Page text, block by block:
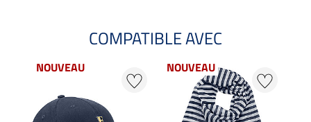
COMPATIBLE AVEC
NOUVEAU NOUVEAU